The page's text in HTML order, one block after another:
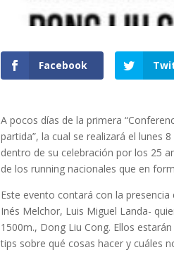
Facebook
A pocos días de la primera
partida”, la cual se realizará el lunes
dentro de su celebración por los 25
de los running nacionales que en
Este evento contará con la
Inés Melchor, Luis Miguel Landa-
1500m., Dong Liu Cong. Ellos
tips sobre qué cosas hacer y cuáles